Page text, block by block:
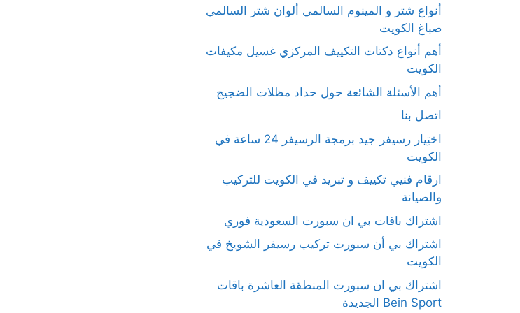
أنواع شتر و المينوم السالمي ألوان شتر السالمي
صباغ الكويت
أهم أنواع دكتات التكييف المركزي غسيل مكيفات
الكويت
أهم الأسئلة الشائعة حول حداد مظلات الضجيج
اتصل بنا
اختِيار رسيفر جيد برمجة الرسيفر 24 ساعة في
الكويت
ارقام فنيي تكييف و تبريد في الكويت للتركيب
والصيانة
اشتراك باقات بي ان سبورت السعودية فوري
اشتراك بي أن سبورت تركيب رسيفر الشويخ في
الكويت
اشتراك بي ان سبورت المنطقة العاشرة باقات
Bein Sport الجديدة